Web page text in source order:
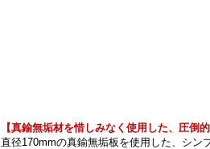
【真鍮無垢材を惜しみなく使用した、圧倒的
直径170mmの真鍮無垢板を使用した、シン